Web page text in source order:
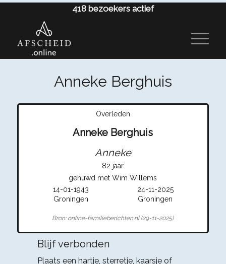
418 bezoekers actief
Anneke Berghuis
Overleden
Anneke Berghuis
Anneke
82 jaar
gehuwd met Wim Willems
14-01-1943
24-11-2025
Groningen
Groningen
Bron: online-familieberichten.nl (29-11-2025)
Blijf verbonden
Plaats een hartje, sterretje, kaarsje of